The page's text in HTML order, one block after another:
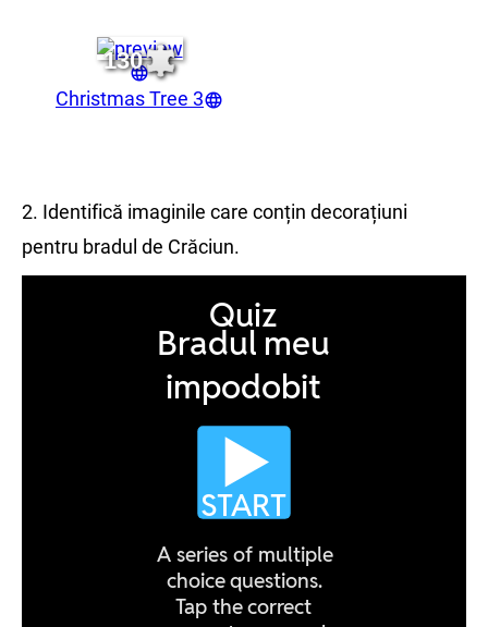
130
Christmas Tree 3
2. Identifică imaginile care conțin decorațiuni
pentru bradul de Crăciun.